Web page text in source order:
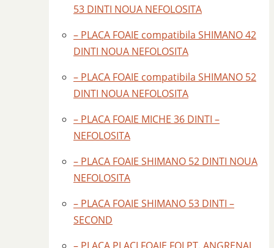
53 DINTI NOUA NEFOLOSITA
– PLACA FOAIE compatibila SHIMANO 42
DINTI NOUA NEFOLOSITA
– PLACA FOAIE compatibila SHIMANO 52
DINTI NOUA NEFOLOSITA
– PLACA FOAIE MICHE 36 DINTI –
NEFOLOSITA
– PLACA FOAIE SHIMANO 52 DINTI NOUA
NEFOLOSITA
– PLACA FOAIE SHIMANO 53 DINTI –
SECOND